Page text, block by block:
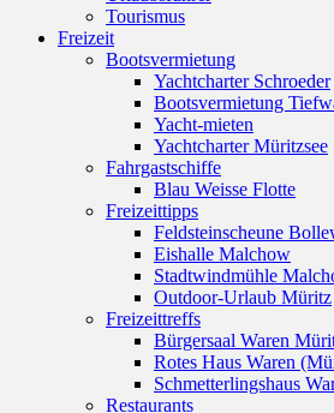
Tourismus
Freizeit
Bootsvermietung
Yachtcharter Schroeder
Bootsvermietung
Yacht-mieten
Yachtcharter Müritzsee
Fahrgastschiffe
Blau Weisse Flotte
Freizeittipps
Feldsteinscheune
Eishalle Malchow
Stadtwindmühle
Outdoor-Urlaub Müritz
Freizeittreffs
Bürgersaal Waren
Rotes Haus Waren
Schmetterlingshaus
Restaurants